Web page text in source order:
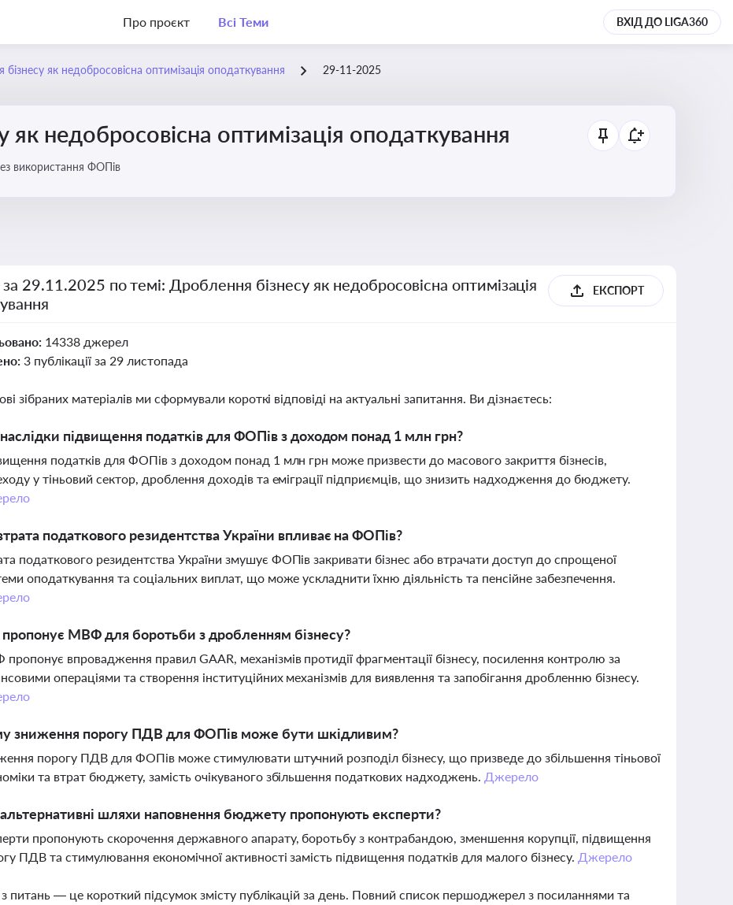
Про проєкт Всі Теми ВХІД ДО LIGA360
як недобросовісна оптимізація оподаткування 29-11-2025
як недобросовісна оптимізація оподаткування
використання ФОПів
29.11.2025 по темі: Дроблення бізнесу як недобросовісна оптимізація
ЕКСПОРТ
14338 джерел
3 публікації за 29 листопада
зібраних матеріалів ми сформували короткі відповіді на актуальні запитання. Ви дізнаєтесь:
підвищення податків для ФОПів з доходом понад 1 млн грн?
податків для ФОПів з доходом понад 1 млн грн може призвести до масового закриття бізнесів,
у тіньовий сектор, дроблення доходів та еміграції підприємців, що знизить надходження до бюджету.
податкового резидентства України впливає на ФОПів?
податкового резидентства України змушує ФОПів закривати бізнес або втрачати доступ до спрощеної
оподаткування та соціальних виплат, що може ускладнити їхню діяльність та пенсійне забезпечення.
МВФ для боротьби з дробленням бізнесу?
впровадження правил GAAR, механізмів протидії фрагментації бізнесу, посилення контролю за
операціями та створення інституційних механізмів для виявлення та запобігання дробленню бізнесу.
зниження порогу ПДВ для ФОПів може бути шкідливим?
порогу ПДВ для ФОПів може стимулювати штучний розподіл бізнесу, що призведе до збільшення тіньової
та втрат бюджету, замість очікуваного збільшення податкових надходжень. Джерело
шляхи наповнення бюджету пропонують експерти?
пропонують скорочення державного апарату, боротьбу з контрабандою, зменшення корупції, підвищення
ПДВ та стимулювання економічної активності замість підвищення податків для малого бізнесу. Джерело
питань — це короткий підсумок змісту публікацій за день. Повний список першоджерел з посиланнями та